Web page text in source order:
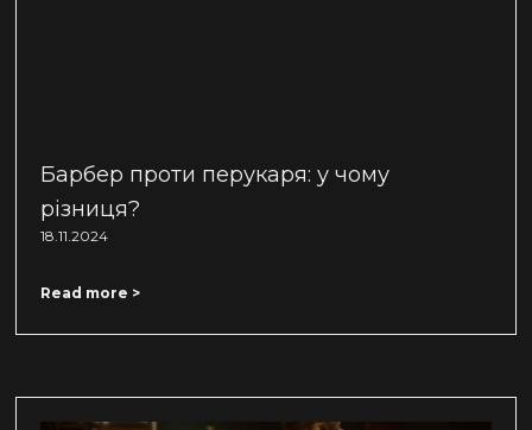
Барбер проти перукаря: у чому
різниця?
18.11.2024
Read more >